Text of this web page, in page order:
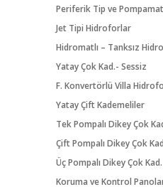
Periferik Tip ve Pompamat
Jet Tipi Hidroforlar
Hidromatlı – Tanksız
Yatay Çok Kad.- Sessiz
F. Konvertörlü Villa
Yatay Çift Kademeliler
Tek Pompalı Dikey Çok
Çift Pompalı Dikey Çok
Üç Pompalı Dikey Çok Kad.
Koruma ve Kontrol